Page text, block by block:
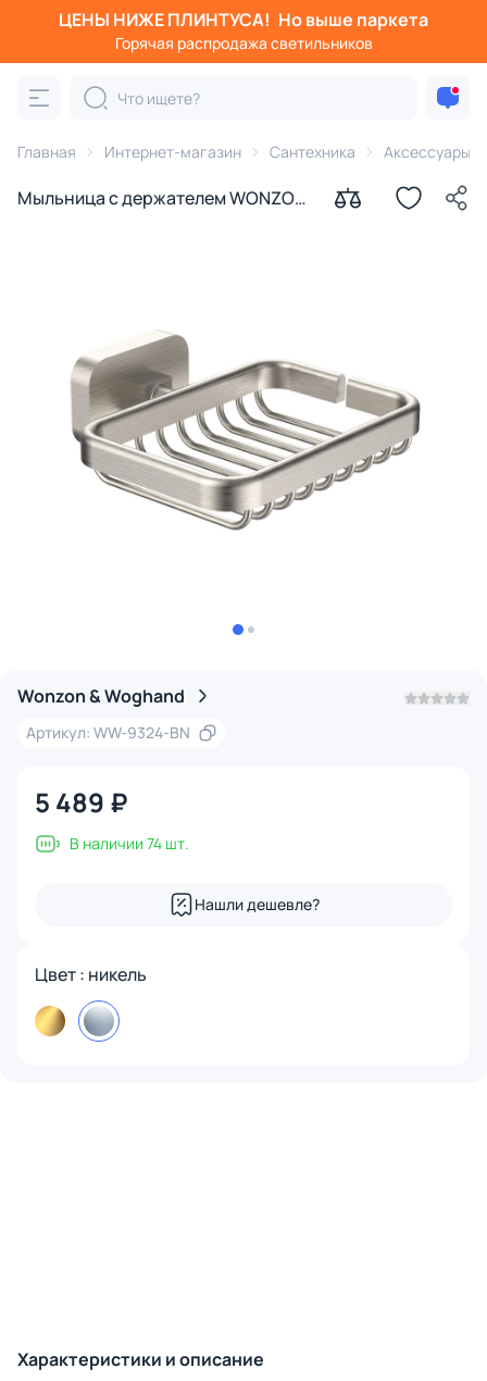
ЦЕНЫ НИЖЕ ПЛИНТУСА! Но выше паркета
Горячая распродажа светильников
Главная Интернет-магазин Сантехника Аксессуары
Мыльница с держателем WONZON
Wonzon & Woghand
Артикул: WW-9324-BN
5 489 ₽
В наличии 74 шт.
Нашли дешевле?
Цвет : никель
Характеристики и описание